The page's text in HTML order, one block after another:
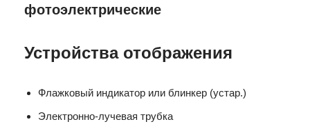
фотоэлектрические
Устройства отображения
Флажковый индикатор или блинкер (устар.)
Электронно-лучевая трубка